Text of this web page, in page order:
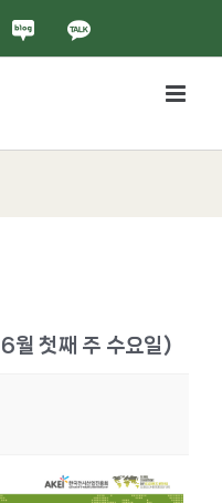
네이버블로그
카카오톡
월 첫째 주 수요일)